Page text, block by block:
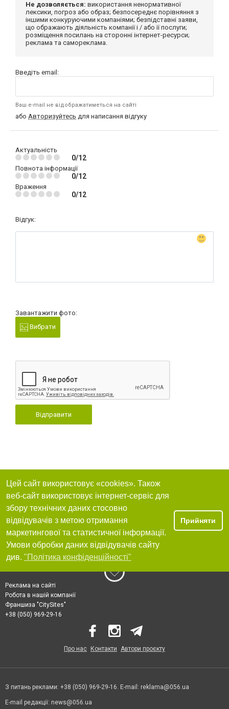
Не дозволяється: використання ненормативної
лексики, погроз або образ; безпосереднє порівняння з
іншими конкуруючими компаніями; безпідставні заяви,
що ображають діяльність компанії і / або її послуги;
розміщення посилань на сторонні інтернет-ресурси;
реклама та самореклама.
Введіть email:
Ваш e-mail не відображатиметься на сайті
або Авторизуйтесь для написання відгуку
Актуальність
0/12
Повнота інформації
0/12
Враження
0/12
Відгук:
Завантажити фото:
Вибрати
Відправити
Цей сайт використовує «cookies». Також
веб-сайт використовує інтернет-сервіс для
збору технічних даних стосовно
відвідувачів з метою отримання
маркетингової та статистичної інформації.
Умови обробки даних відвідувачів сайту
див. "Політика конфіденційності"
Прийняти
Реклама на сайті
Робота в нашій компанії
Франшиза "CitySites"
+38 (050) 969-29-16
Про нас Контакти Автори проєкту
З питань реклами: +38 (050) 969-29-16. E-mail: reklama@056.ua
E-mail редакції: news@056.ua